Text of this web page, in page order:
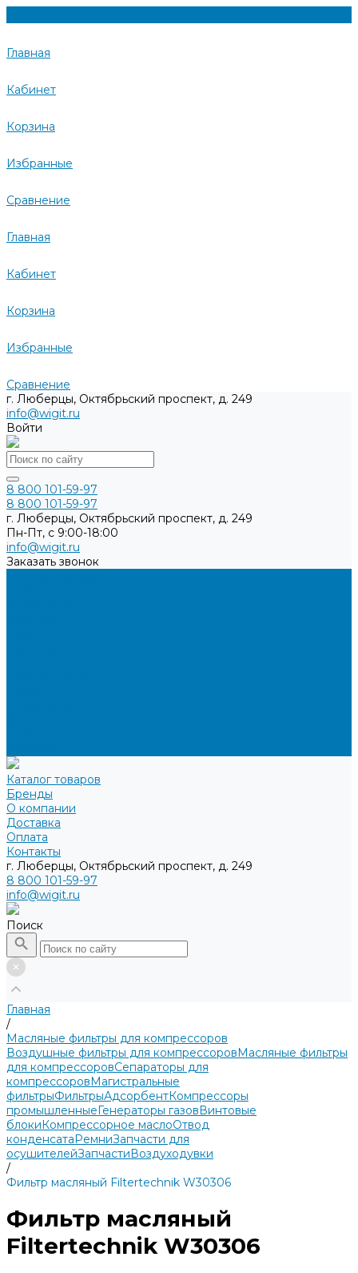
Главная
Кабинет
Корзина
Избранные
Сравнение
Главная
Кабинет
Корзина
Избранные
Сравнение
г. Люберцы, Октябрьский проспект, д. 249
info@wigit.ru
Войти
8 800 101-59-97
8 800 101-59-97
г. Люберцы, Октябрьский проспект, д. 249
Пн-Пт, с 9:00-18:00
info@wigit.ru
Заказать звонок
Каталог товаров
Бренды
О компании
Доставка
Оплата
Контакты
г. Люберцы, Октябрьский проспект, д. 249
8 800 101-59-97
info@wigit.ru
Поиск
Главная
/
Масляные фильтры для компрессоров
Воздушные фильтры для компрессоровМасляные фильтры
для компрессоровСепараторы для
компрессоровМагистральные
фильтрыФильтрыАдсорбентКомпрессоры
промышленныеГенераторы газовВинтовые
блокиКомпрессорное маслоОтвод
конденсатаРемниЗапчасти для
осушителейЗапчастиВоздуходувки
/
Фильтр масляный Filtertechnik W30306
Фильтр масляный
Filtertechnik W30306